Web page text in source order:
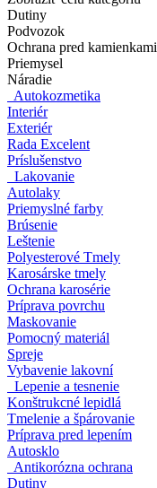
Dutiny
Podvozok
Ochrana pred kamienkami
Priemysel
Náradie
Autokozmetika
Interiér
Exteriér
Rada Excelent
Príslušenstvo
Lakovanie
Autolaky
Priemyslné farby
Brúsenie
Leštenie
Polyesterové Tmely
Karosárske tmely
Ochrana karosérie
Príprava povrchu
Maskovanie
Pomocný materiál
Spreje
Vybavenie lakovní
Lepenie a tesnenie
Konštrukcné lepidlá
Tmelenie a špárovanie
Príprava pred lepením
Autosklo
Antikorózna ochrana
Dutiny